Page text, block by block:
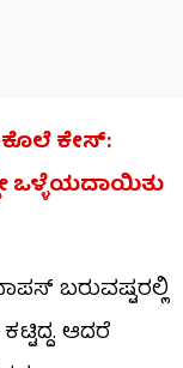
ಕೇಸ್:
ಒಳ್ಳೆಯದಾಯಿತು
ಬರುವಷ್ಟರಲ್ಲಿ
ಆದರೆ